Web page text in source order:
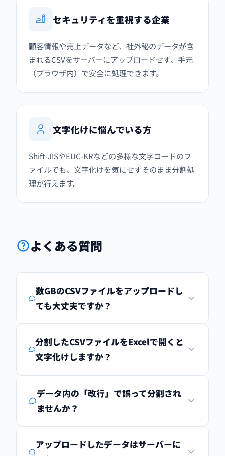
セキュリティを重視する企業
顧客情報や売上データなど、社外秘のデータが含
まれるCSVをサーバーにアップロードせず、手元
（ブラウザ内）で安全に処理できます。
文字化けに悩んでいる方
Shift-JISやEUC-KRなどの多様な文字コードのフ
ァイルでも、文字化けを気にせずそのまま分割処
理が行えます。
よくある質問
数GBのCSVファイルをアップロードし
ても大丈夫ですか？
分割したCSVファイルをExcelで開くと
文字化けしますか？
データ内の「改行」で誤って分割され
ませんか？
アップロードしたデータはサーバーに